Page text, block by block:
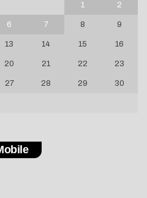
1 2
6 7 8 9
13 14 15 16
20 21 22 23
27 28 29 30